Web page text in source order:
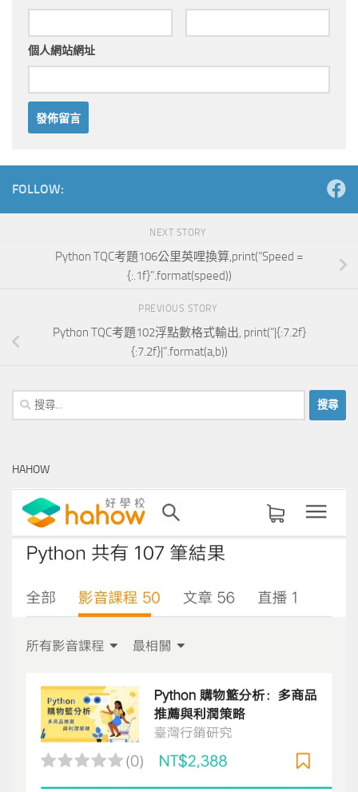
個人網站網址
FOLLOW:
NEXT STORY
Python TQC考題106公里英哩換算,print(“Speed =
{:.1f}”.format(speed))
PREVIOUS STORY
Python TQC考題102浮點數格式輸出, print(“|{:7.2f}
{:7.2f}|”.format(a,b))
搜
尋
字:
HAHOW